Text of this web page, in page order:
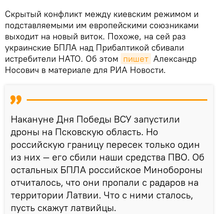
Скрытый конфликт между киевским режимом и
подставляемыми им европейскими союзниками
выходит на новый виток. Похоже, на сей раз
украинские БПЛА над Прибалтикой сбивали
истребители НАТО. Об этом пишет Александр
Носович в материале для РИА Новости.
Накануне Дня Победы ВСУ запустили
дроны на Псковскую область. Но
российскую границу пересек только один
из них — его сбили наши средства ПВО. Об
остальных БПЛА российское Минобороны
отчиталось, что они пропали с радаров на
территории Латвии. Что с ними сталось,
пусть скажут латвийцы.